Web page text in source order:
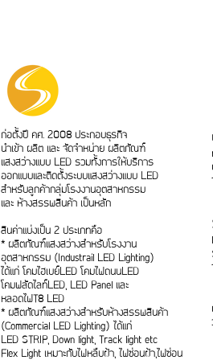
ก่อตั้งปี คศ. 2008 ประกอบธุรกิจ
นำเข้า ผลิต และ จัดจำหน่าย ผลิตภัณฑ์
แสงสว่างแบบ LED รวมทั้งการให้บริการ
ออกแบบและติดตั้งระบบแสงสว่างแบบ LED
สำหรับลูกค้ากลุ่มโรงงานอุตสาหกรรม
และ ห้างสรรพสินค้า เป็นหลัก
สินค่าแบ่งเป็น 2 ประเภทคือ
* ผลิตภัณฑ์แสงสว่างสำหรับโรงงาน
อุตสาหกรรม (Industrail LED Lighting)
ได้แก่ โคมไฮเบย์LED โคมไฟถนนLED
โคมฟลัดไลท์LED, LED Panel และ
หลอดไฟT8 LED
* ผลิตภัณฑ์แสงสว่างสำหรับห้างสรรพสินค้า
(Commercial LED Lighting) ได้แก่
LED STRIP, Down light, Track light etc
Flex Light เหมาะกับไฟหลืบฝ้า, ไฟซ่อนฝ้า,ไฟซ่อน